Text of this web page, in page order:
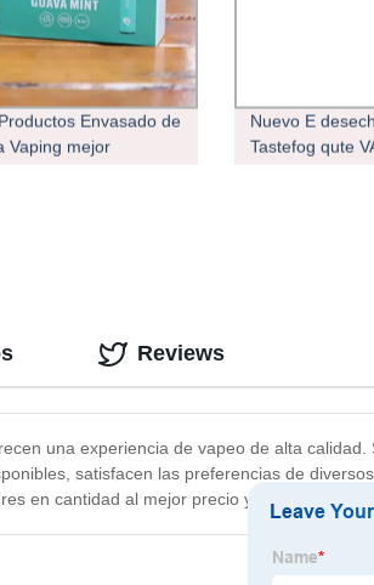
Envasado de
Vaping mejor
Nuevo E
Tastefog qute
una experiencia de vapeo de alta calidad.
satisfacen las preferencias de
en cantidad al mejor precio y aumente sus
Reviews